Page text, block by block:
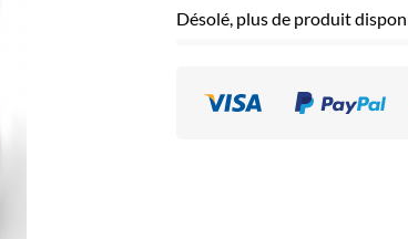
Désolé, plus de produit